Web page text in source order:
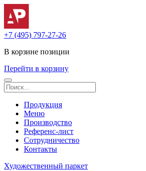
+7 (495) 797-27-26
В корзине позиции
Перейти в корзину
Продукция
Меню
Производство
Референс-лист
Сотрудничество
Контакты
Художественный паркет